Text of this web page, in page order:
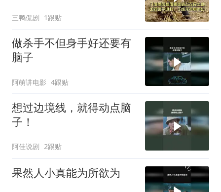
三鸭侃剧 1跟贴
做杀手不但身手好还要有
脑子
阿萌讲电影 4跟贴
想过边境线，就得动点脑
子！
阿佳说剧 2跟贴
果然人小真能为所欲为